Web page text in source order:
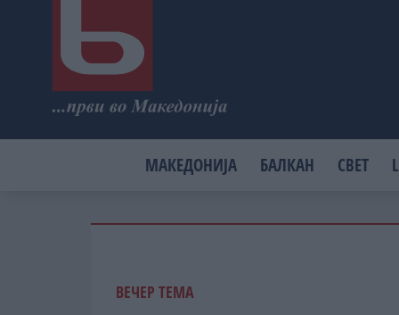
МАКЕДОНИЈА БАЛКАН СВЕТ
ВЕЧЕР ТЕМА